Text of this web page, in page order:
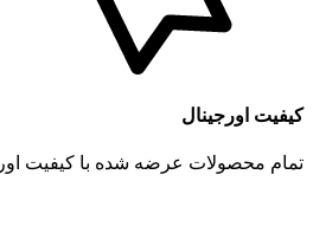
کیفیت اورجینال
تمام محصولات عرضه شده با کیفیت